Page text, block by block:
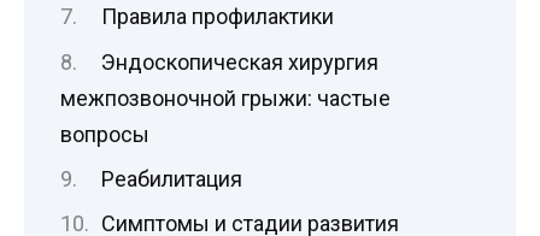
Правила профилактики
Эндоскопическая хирургия
межпозвоночной грыжи: частые
вопросы
Реабилитация
Симптомы и стадии развития